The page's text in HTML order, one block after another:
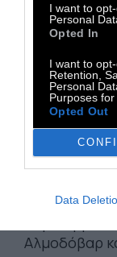
I want to
Personal
Opted In
I want to
Retention,
Personal
Purposes for
Opted Out
Data
Μεταξύ των
Αλμοδόβαρ